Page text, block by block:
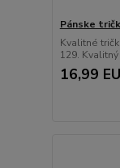
Pánske
Kvalitné
129.
16,99